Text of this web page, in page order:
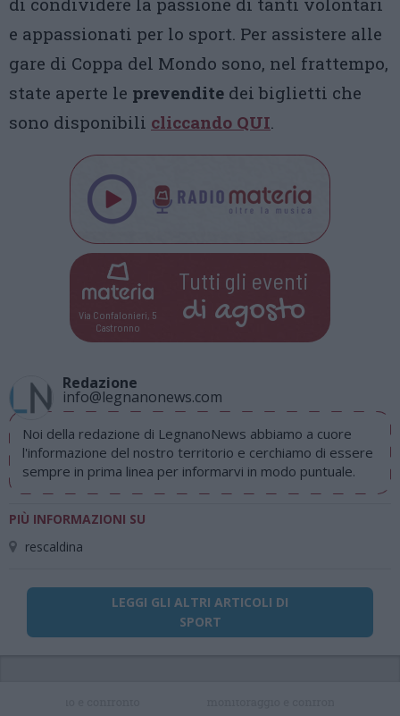
e appassionati per lo sport. Per assistere alle
gare di Coppa del Mondo sono, nel frattempo,
state aperte le prevendite dei biglietti che
sono disponibili cliccando QUI.
Via Confalonieri, 5
Castronno
Tutti gli eventi
di agosto
Redazione
info@legnanonews.com
Noi della redazione di LegnanoNews abbiamo a cuore
l'informazione del nostro territorio e cerchiamo di essere
sempre in prima linea per informarvi in modo puntuale.
PIÙ INFORMAZIONI SU
rescaldina
LEGGI GLI ALTRI ARTICOLI DI
SPORT